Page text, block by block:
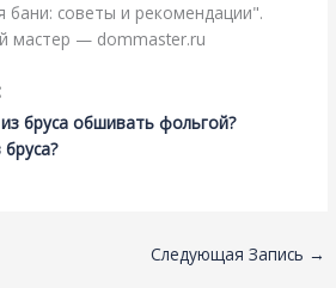
бани: советы и рекомендации".
мастер — dommaster.ru
бруса обшивать фольгой?
Следующая Запись →